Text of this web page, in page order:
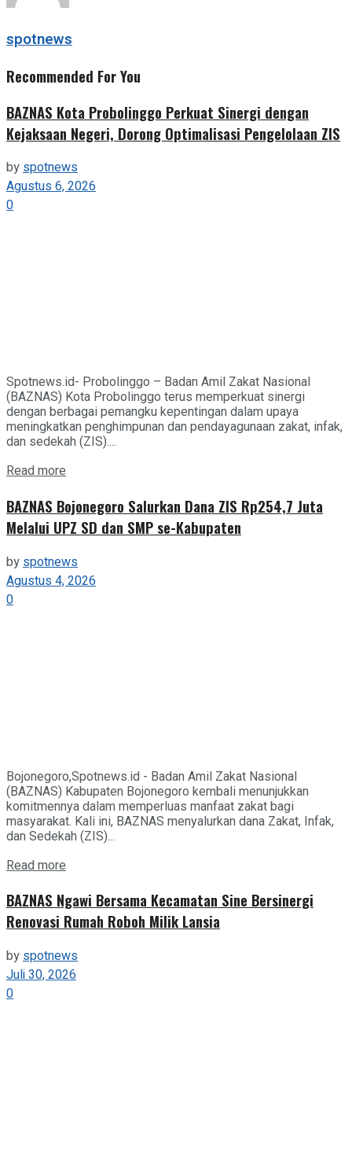
spotnews
Recommended For You
BAZNAS Kota Probolinggo Perkuat Sinergi dengan
Kejaksaan Negeri, Dorong Optimalisasi Pengelolaan ZIS
byspotnews
Agustus 6, 2026
0
Spotnews.id- Probolinggo – Badan Amil Zakat Nasional
(BAZNAS) Kota Probolinggo terus memperkuat sinergi
dengan berbagai pemangku kepentingan dalam upaya
meningkatkan penghimpunan dan pendayagunaan zakat, infak,
dan sedekah (ZIS)....
Read more
BAZNAS Bojonegoro Salurkan Dana ZIS Rp254,7 Juta
Melalui UPZ SD dan SMP se-Kabupaten
by spotnews
Agustus 4, 2026
0
Bojonegoro,Spotnews.id - Badan Amil Zakat Nasional
(BAZNAS) Kabupaten Bojonegoro kembali menunjukkan
komitmennya dalam memperluas manfaat zakat bagi
masyarakat. Kali ini, BAZNAS menyalurkan dana Zakat, Infak,
dan Sedekah (ZIS)...
Read more
BAZNAS Ngawi Bersama Kecamatan Sine Bersinergi
Renovasi Rumah Roboh Milik Lansia
byspotnews
Juli 30, 2026
0